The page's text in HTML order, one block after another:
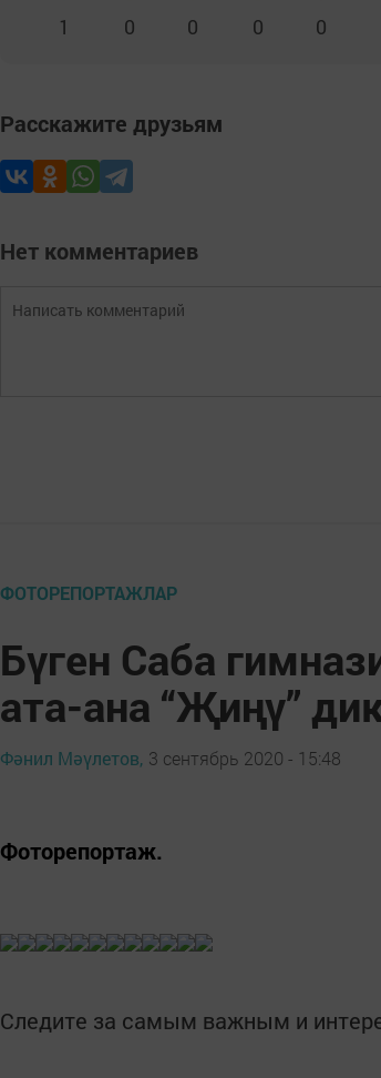
1 0 0 0 0
Расскажите друзьям
Нет комментариев
ФОТОРЕПОРТАЖЛАР
Бүген Саба
ата-ана “Җиңү”
Фәнил Мәүлетов, 3 сентябрь 2020 - 15:48
Фоторепортаж.
Следите за самым важным и